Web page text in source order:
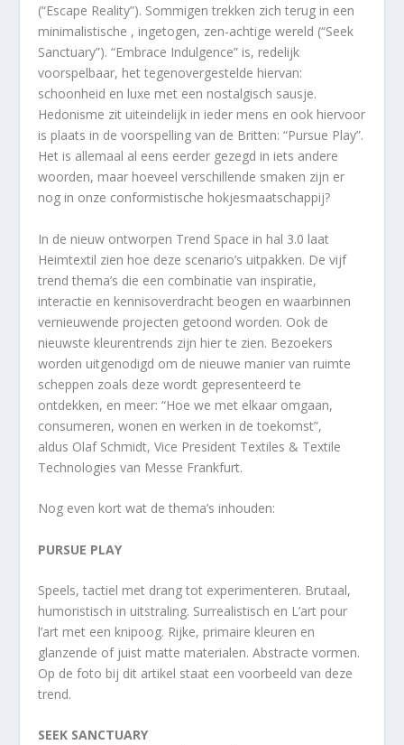
(“Escape Reality”). Sommigen trekken zich terug in een
minimalistische , ingetogen, zen-achtige wereld (“Seek
Sanctuary”). “Embrace Indulgence” is, redelijk
voorspelbaar, het tegenovergestelde hiervan:
schoonheid en luxe met een nostalgisch sausje.
Hedonisme zit uiteindelijk in ieder mens en ook hiervoor
is plaats in de voorspelling van de Britten: “Pursue Play”.
Het is allemaal al eens eerder gezegd in iets andere
woorden, maar hoeveel verschillende smaken zijn er
nog in onze conformistische hokjesmaatschappij?
In de nieuw ontworpen Trend Space in hal 3.0 laat
Heimtextil zien hoe deze scenario’s uitpakken. De vijf
trend thema’s die een combinatie van inspiratie,
interactie en kennisoverdracht beogen en waarbinnen
vernieuwende projecten getoond worden. Ook de
nieuwste kleurentrends zijn hier te zien. Bezoekers
worden uitgenodigd om de nieuwe manier van ruimte
scheppen zoals deze wordt gepresenteerd te
ontdekken, en meer: “Hoe we met elkaar omgaan,
consumeren, wonen en werken in de toekomst”,
aldus Olaf Schmidt, Vice President Textiles & Textile
Technologies van Messe Frankfurt.
Nog even kort wat de thema’s inhouden:
PURSUE PLAY
Speels, tactiel met drang tot experimenteren. Brutaal,
humoristisch in uitstraling. Surrealistisch en L’art pour
l’art met een knipoog. Rijke, primaire kleuren en
glanzende of juist matte materialen. Abstracte vormen.
Op de foto bij dit artikel staat een voorbeeld van deze
trend.
SEEK SANCTUARY